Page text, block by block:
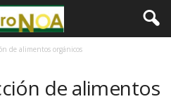
de alimentos orgánicos
de alimentos